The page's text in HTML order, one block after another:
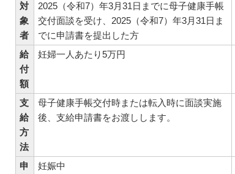
対
象
者
2025（令和7）年3月31日までに母子健康手帳
交付面談を受け、2025（令和7）年3月31日ま
でに申請書を提出した方
給
付
額
妊婦一人あたり5万円
支
給
方
法
母子健康手帳交付時または転入時に面談実施
後、支給申請書をお渡しします。
申
妊娠中